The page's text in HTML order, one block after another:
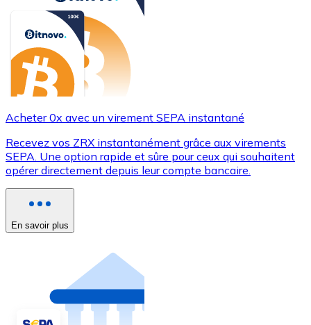
Acheter 0x avec un virement SEPA instantané
Recevez vos ZRX instantanément grâce aux virements
SEPA. Une option rapide et sûre pour ceux qui souhaitent
opérer directement depuis leur compte bancaire.
En savoir plus